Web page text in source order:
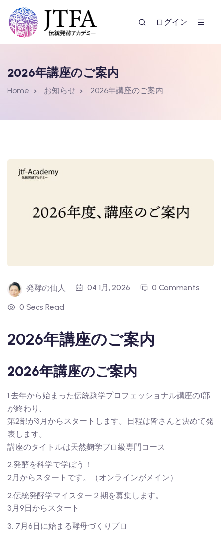
ログイン
2026年講座のご案内
Home お知らせ 2026年講座のご案内
発酵の仙人 04 1月, 2026 0 Comments
0 Secs Read
2026年講座のご案内
2026年講座のご案内
1.去年から始まった伝統麹学プロフェッショナル講座の1部
が終わり、
第2部が3月からスタートします。日程は皆さんと決めて発
表します。
講座のタイトルは天然麹学プロ級専門コース
2.発酵を科学で学ぼう！
2月からスタートです。（オンラインがメイン）
2.伝統発酵学マイスター２期を募集します。
3月9日からスタート
3. 7月6日に始まる酵母づくりプロ